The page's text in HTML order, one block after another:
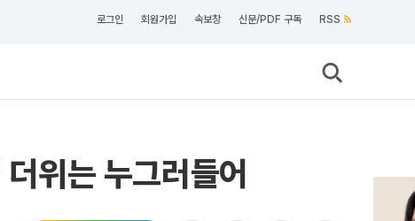
로그인 회원가입 속보창 신문/PDF 구독 RSS
위는 누그러들어